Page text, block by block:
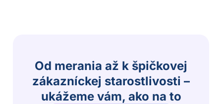
Od merania až k špičkovej
zákazníckej starostlivosti –
ukážeme vám, ako na to